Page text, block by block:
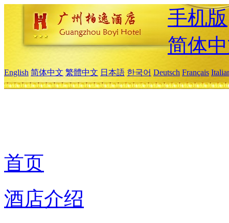
手机版
简体
English 简体中文 繁體中文 日本語 한국어 Deutsch Français
首页
酒店介绍